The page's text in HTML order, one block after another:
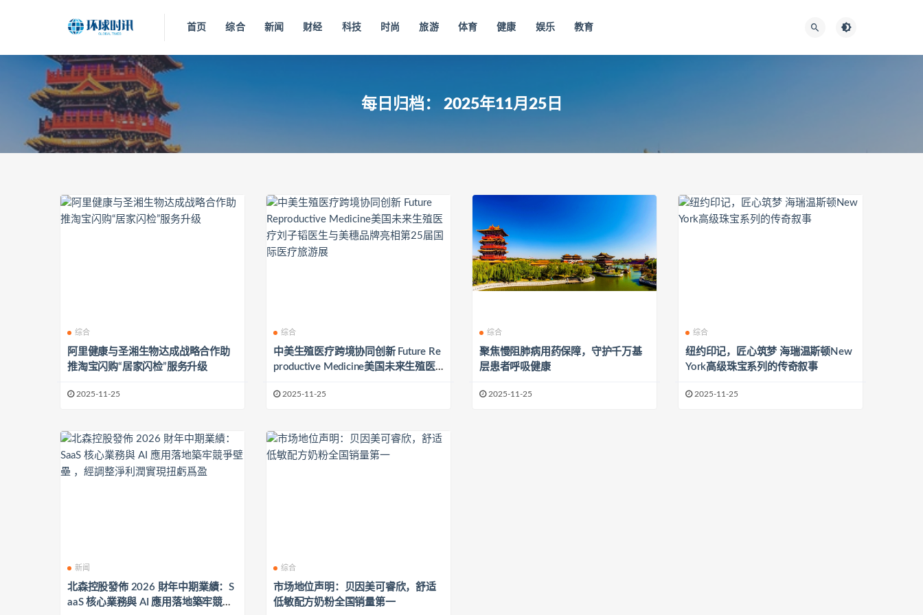
首页 综合 新闻 财经 科技 时尚 旅游 体育 健康 娱乐 教育
每日归档： 2025年11月25日
综合
阿里健康与圣湘生物达成战略合作助
推淘宝闪购“居家闪检”服务升级
2025-11-25
综合
中美生殖医疗跨境协同创新 Future Re
productive Medicine美国未来生殖医
国际医疗旅游展
2025-11-25
综合
聚焦慢阻肺病用药保障，守护千万基
层患者呼吸健康
2025-11-25
综合
纽约印记，匠心筑梦 海瑞温斯顿New
York高级珠宝系列的传奇叙事
2025-11-25
新闻
北森控股發佈 2026 財年中期業績：S
aaS 核心業務與 AI 應用落地築牢競爭
综合
市场地位声明：贝因美可睿欣，舒适
低敏配方奶粉全国销量第一